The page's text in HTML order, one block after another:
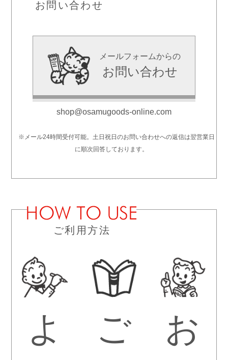
お問い合わせ
メールフォームからの
お問い合わせ
shop@osamugoods-online.com
※メール24時間受付可能。土日祝日のお問い合わせへの返信は翌営業日
に順次回答しております。
ご利用方法
よ
ご
お